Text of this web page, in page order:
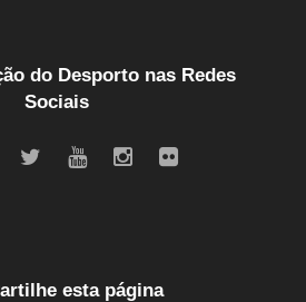
do Desporto nas Redes
Sociais
esta página